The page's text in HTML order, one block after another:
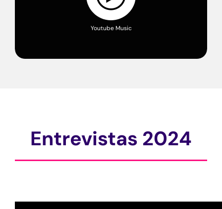
Youtube Music
Entrevistas 2024